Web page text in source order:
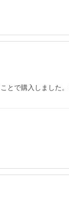
で購入しました